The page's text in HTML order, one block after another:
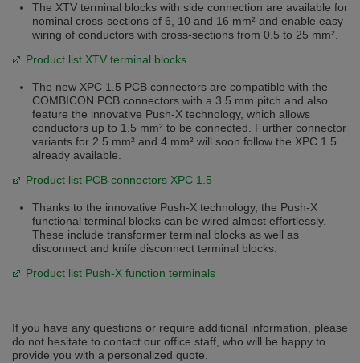
Wir haben erkannt, dass ihr Browser eine andere Sprache als die derzeit
angezeigte bevorzugt. Diese Webseite ist auch auf Deutsch verfügbar.
Möchten Sie zur Deutschen Version wechseln?
Váš prohlížeč se zdá být v jiném jazyce, než je právě používaný jazyk. Tato
stránka je k dispozici také v angličtině. Přejete si přepnout na anglickou
verzi?
Přepněte na anglickou verzi
selected one. This website is also available in English. Would you like to
switch to the English version?
Switch to English version Stay on this version
The XTV terminal blocks with side connection are available for
nominal cross-sections of 6, 10 and 16 mm² and enable easy
wiring of conductors with cross-sections from 0.5 to 25 mm².
Product list XTV terminal blocks
The new XPC 1.5 PCB connectors are compatible with the
COMBICON PCB connectors with a 3.5 mm pitch and also
feature the innovative Push-X technology, which allows
conductors up to 1.5 mm² to be connected. Further connector
variants for 2.5 mm² and 4 mm² will soon follow the XPC 1.5
already available.
Product list PCB connectors XPC 1.5
Thanks to the innovative Push-X technology, the Push-X
functional terminal blocks can be wired almost effortlessly.
These include transformer terminal blocks as well as
disconnect and knife disconnect terminal blocks.
Product list Push-X function terminals
If you have any questions or require additional information, please
do not hesitate to contact our office staff, who will be happy to
provide you with a personalized quote.